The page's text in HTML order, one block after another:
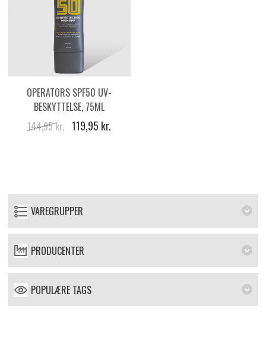
OPERATORS SPF50 UV-
BESKYTTELSE, 75ML
144,95 kr. 119,95 kr.
VAREGRUPPER
PRODUCENTER
POPULÆRE TAGS